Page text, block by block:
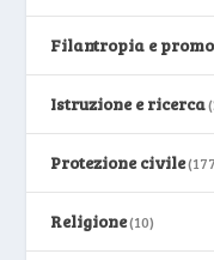
Filantropia e
Istruzione e ricerca
Protezione civile
Religione(10)